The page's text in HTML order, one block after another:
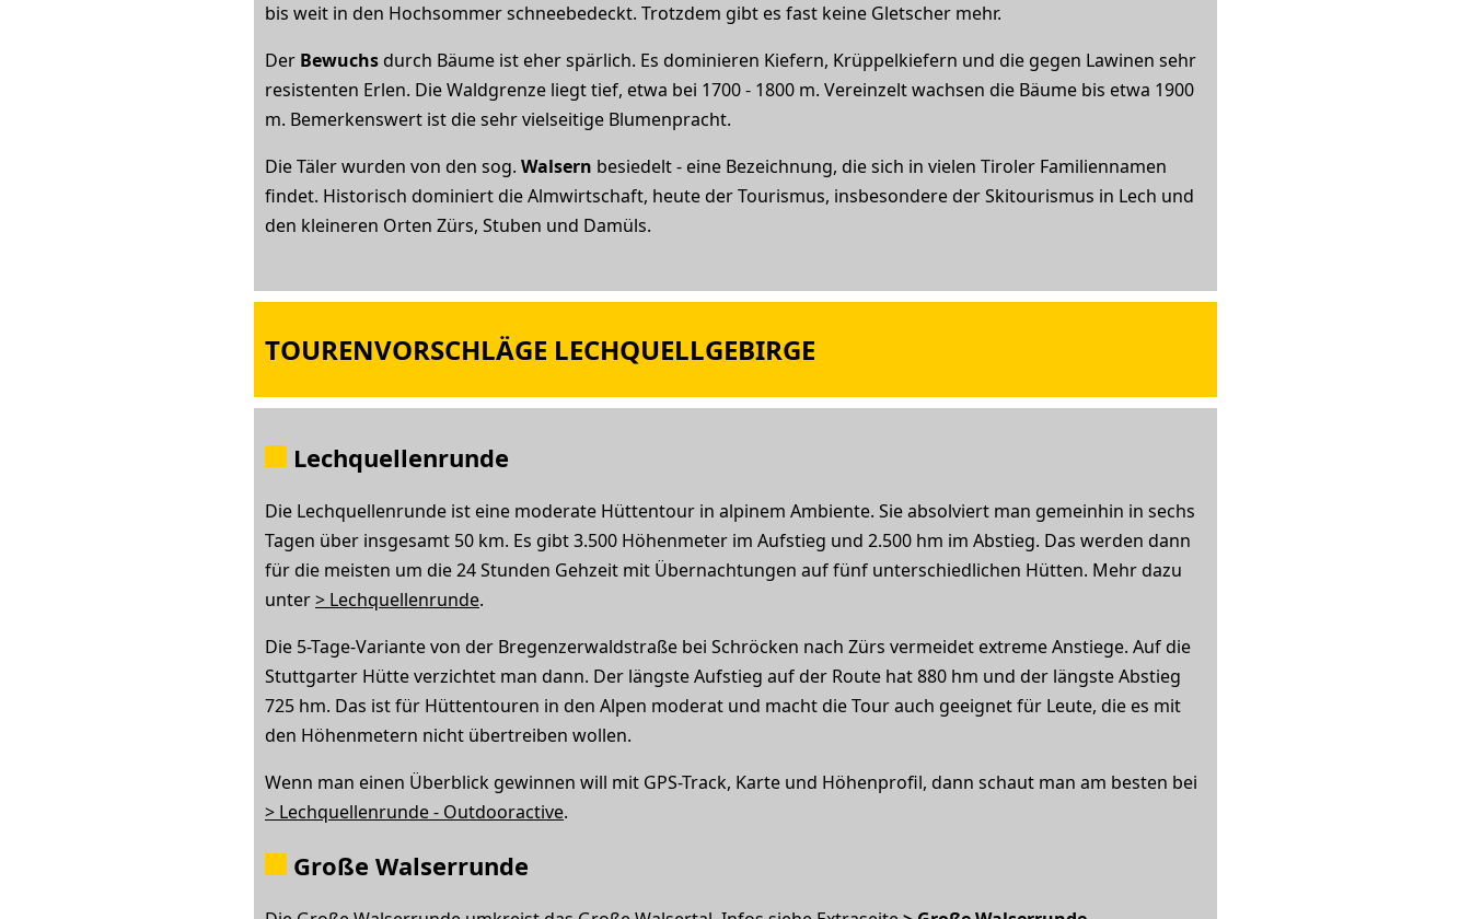
bis weit in den Hochsommer schneebedeckt. Trotzdem gibt es fast keine Gletscher mehr.
Der Bewuchs durch Bäume ist eher spärlich. Es dominieren Kiefern, Krüppelkiefern und die gegen Lawinen sehr
resistenten Erlen. Die Waldgrenze liegt tief, etwa bei 1700 - 1800 m. Vereinzelt wachsen die Bäume bis etwa 1900
m. Bemerkenswert ist die sehr vielseitige Blumenpracht.
Die Täler wurden von den sog. Walsern besiedelt - eine Bezeichnung, die sich in vielen Tiroler Familiennamen
findet. Historisch dominiert die Almwirtschaft, heute der Tourismus, insbesondere der Skitourismus in Lech und
den kleineren Orten Zürs, Stuben und Damüls.
TOURENVORSCHLÄGE LECHQUELLGEBIRGE
Lechquellenrunde
Die Lechquellenrunde ist eine moderate Hüttentour in alpinem Ambiente. Sie absolviert man gemeinhin in sechs
Tagen über insgesamt 50 km. Es gibt 3.500 Höhenmeter im Aufstieg und 2.500 hm im Abstieg. Das werden dann
für die meisten um die 24 Stunden Gehzeit mit Übernachtungen auf fünf unterschiedlichen Hütten. Mehr dazu
unter> Lechquellenrunde.
Die 5-Tage-Variante von der Bregenzerwaldstraße bei Schröcken nach Zürs vermeidet extreme Anstiege. Auf die
Stuttgarter Hütte verzichtet man dann. Der längste Aufstieg auf der Route hat 880 hm und der längste Abstieg
725 hm. Das ist für Hüttentouren in den Alpen moderat und macht die Tour auch geeignet für Leute, die es mit
den Höhenmetern nicht übertreiben wollen.
Wenn man einen Überblick gewinnen will mit GPS-Track, Karte und Höhenprofil, dann schaut man am besten bei
> Lechquellenrunde - Outdooractive.
Große Walserrunde